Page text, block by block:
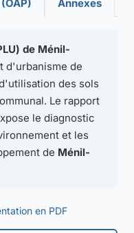
Annexes
de Ménil-
d'urbanisme de
des sols
Le rapport
le diagnostic
et les
de Ménil-
en PDF